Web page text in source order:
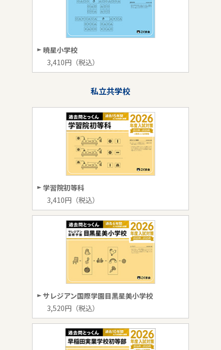
暁星小学校
3,410円（税込）
私立共学校
学習院初等科
3,410円（税込）
サレジアン国際学園目黒星美小学校
3,520円（税込）